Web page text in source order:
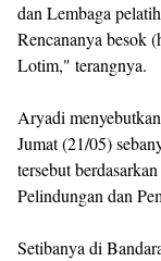
dan Lembaga
Rencananya besok
Lotim," terangnya.
Aryadi
Jumat (21/05)
tersebut
Pelindungan dan
Setibanya di